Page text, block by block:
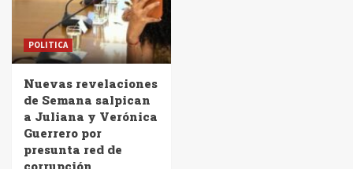
POLITICA
Nuevas revelaciones
de Semana salpican
a Juliana y Verónica
Guerrero por
presunta red de
corrupción